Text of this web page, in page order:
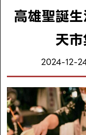
高雄聖誕
天
2024-12-